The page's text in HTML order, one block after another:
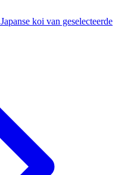
Japanse koi van geselecteerde